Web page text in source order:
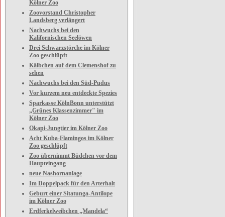
Kölner Zoo
Zoovorstand Christopher
Landsberg verlängert
Nachwuchs bei den
Kalifornischen Seelöwen
Drei Schwarzstörche im Kölner
Zoo geschlüpft
Kälbchen auf dem Clemenshof zu
sehen
Nachwuchs bei den Süd-Pudus
Vor kurzem neu entdeckte Spezies
Sparkasse KölnBonn unterstützt
„Grünes Klassenzimmer" im
Kölner Zoo
Okapi-Jungtier im Kölner Zoo
Acht Kuba-Flamingos im Kölner
Zoo geschlüpft
Zoo übernimmt Büdchen vor dem
Haupteingang
neue Nashornanlage
Im Doppelpack für den Arterhalt
Geburt einer Sitatunga-Antilope
im Kölner Zoo
Erdferkelweibchen „Mandela“